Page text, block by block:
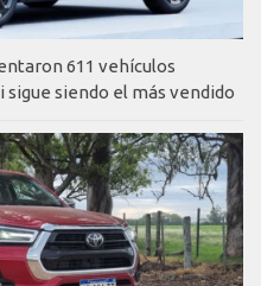
611 vehículos
siendo el más vendido